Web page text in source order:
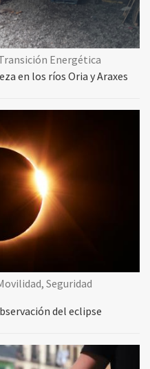
Energética
en los ríos Oria y Araxes
Seguridad
del eclipse